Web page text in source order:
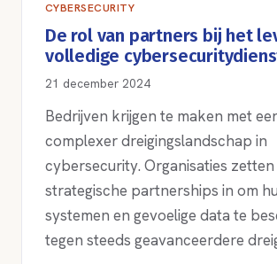
CYBERSECURITY
De rol van partners bij het
volledige
21 december 2024
Bedrijven krijgen te maken met
complexer dreigingslandschap in
cybersecurity. Organisaties zetten
strategische partnerships in om
systemen en gevoelige data te
tegen steeds geavanceerdere